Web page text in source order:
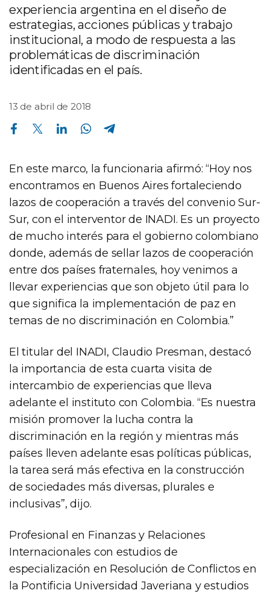
experiencia argentina en el diseño de
estrategias, acciones públicas y trabajo
institucional, a modo de respuesta a las
problemáticas de discriminación
identificadas en el país.
13 de abril de 2018
Compartir en Facebook Compartir en Twitter Compartir en Linkedin Compartir en Whatsapp
En este marco, la funcionaria afirmó: “Hoy nos
encontramos en Buenos Aires fortaleciendo
lazos de cooperación a través del convenio Sur-
Sur, con el interventor de INADI. Es un proyecto
de mucho interés para el gobierno colombiano
donde, además de sellar lazos de cooperación
entre dos países fraternales, hoy venimos a
llevar experiencias que son objeto útil para lo
que significa la implementación de paz en
temas de no discriminación en Colombia.”
El titular del INADI, Claudio Presman, destacó
la importancia de esta cuarta visita de
intercambio de experiencias que lleva
adelante el instituto con Colombia. “Es nuestra
misión promover la lucha contra la
discriminación en la región y mientras más
países lleven adelante esas políticas públicas,
la tarea será más efectiva en la construcción
de sociedades más diversas, plurales e
inclusivas”, dijo.
Profesional en Finanzas y Relaciones
Internacionales con estudios de
especialización en Resolución de Conflictos en
la Pontificia Universidad Javeriana y estudios